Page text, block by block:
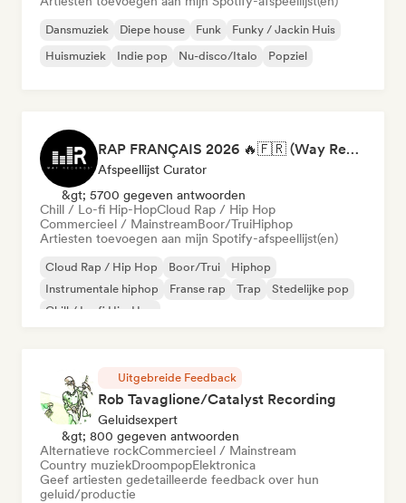
Dansmuziek Diepe house Funk
Funky / Jackin Huis
Huismuziek
Indie pop Nu-disco/Italo Popziel
RAP FRANÇAIS 2026 🔥🇫🇷 (Way Records)
Afspeellijst Curator
&gt; 5700 gegeven antwoorden
Chill / Lo-fi Hip-HopCloud Rap / Hip Hop
Commercieel / MainstreamBoor/TruiHiphop
Artiesten toevoegen aan mijn Spotify-afspeellijst(en)
Cloud Rap / Hip Hop Boor/Trui
Hiphop
Instrumentale hiphop
Franse rap Trap
Stedelijke pop
Chill / Lo-fi Hip-Hop
Uitgebreide Feedback
Rob Tavaglione/Catalyst Recording
Geluidsexpert
&gt; 800 gegeven antwoorden
Alternatieve rockCommercieel / Mainstream
Country muziekDroompopElektronica
Geef artiesten gedetailleerde feedback over hun
geluid/productie